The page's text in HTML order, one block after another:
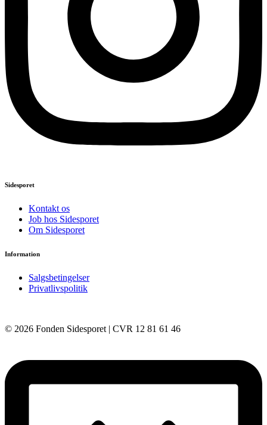
Sidesporet
Kontakt os
Job hos Sidesporet
Om Sidesporet
Information
Salgsbetingelser
Privatlivspolitik
© 2026 Fonden Sidesporet | CVR 12 81 61 46